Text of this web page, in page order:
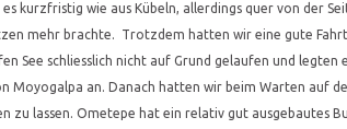
kurzfristig wie aus Kübeln, allerdings quer von der
mehr brachte. Trotzdem hatten wir eine gute
See schliesslich nicht auf Grund gelaufen und legten
Moyogalpa an. Danach hatten wir beim Warten auf
zu lassen. Ometepe hat ein relativ gut ausgebautes